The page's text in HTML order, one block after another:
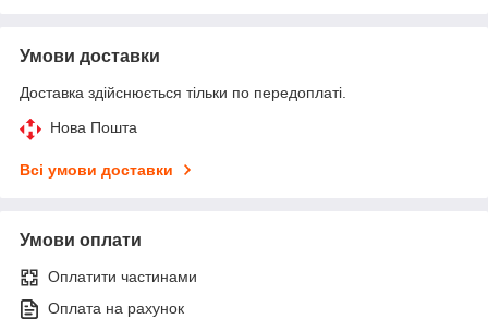
Умови доставки
Доставка здійснюється тільки по передоплаті.
Нова Пошта
Всі умови доставки
Умови оплати
Оплатити частинами
Оплата на рахунок